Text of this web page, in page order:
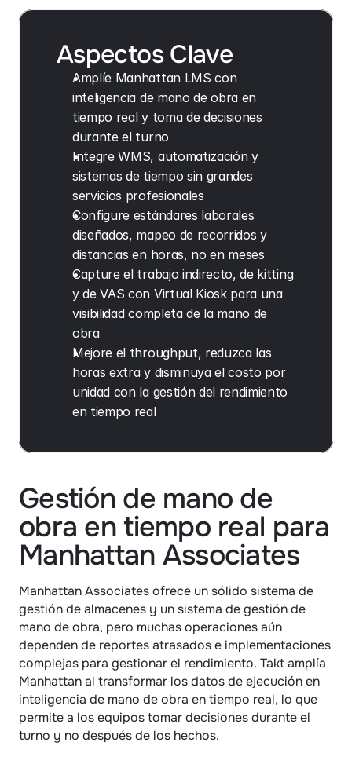
Gestión de mano de
obra en tiempo real para
Manhattan Associates
Manhattan Associates ofrece un sólido sistema de
gestión de almacenes y un sistema de gestión de
mano de obra, pero muchas operaciones aún
dependen de reportes atrasados e implementaciones
complejas para gestionar el rendimiento. Takt amplía
Manhattan al transformar los datos de ejecución en
inteligencia de mano de obra en tiempo real, lo que
permite a los equipos tomar decisiones durante el
turno y no después de los hechos.
Aspectos Clave
Amplíe Manhattan LMS con
inteligencia de mano de obra en
tiempo real y toma de decisiones
durante el turno
Integre WMS, automatización y
sistemas de tiempo sin grandes
servicios profesionales
Configure estándares laborales
diseñados, mapeo de recorridos y
distancias en horas, no en meses
Capture el trabajo indirecto, de kitting
y de VAS con Virtual Kiosk para una
visibilidad completa de la mano de
obra
Mejore el throughput, reduzca las
horas extra y disminuya el costo por
unidad con la gestión del rendimiento
en tiempo real